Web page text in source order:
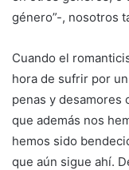
género”-, nosotros
Cuando el
hora de sufrir por
penas y desamores
que además nos
hemos sido
que aún sigue ahí.